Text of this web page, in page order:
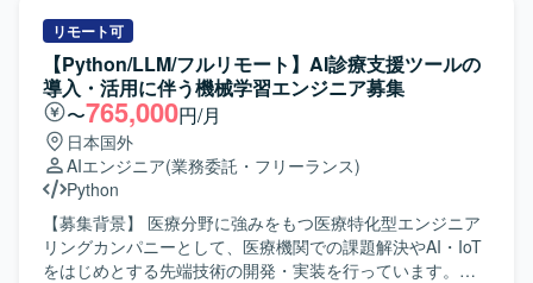
業ができる方を求めています。 指示を待つだけでなく、サ
イトの構造や目的に合わせて自発的に動ける方を求めてい
ます。 単なる作業の代行者ではなく、サイトをより良くす
るための運用パートナーとして伴走できる方を求めていま
す。
画に沿った進行を行い、開発スケジュールの策定および進
行管理、要件定義の整理および仕様調整、社内外ステーク
ホルダーとの折衝・調整、開発ベンダーのマネジメントを
行います。また、事業者側で実施する各種テストの管理、
リスク管理および課題管理、品質と納期を担保するための
各種推進業務を行っていただきます。 【求める人物像】 主
体的に課題を発見し、解決に向けて自走できる方を求めて
います。社内外のステークホルダーとの調整能力に長け、
スピード感を持ってプロジェクトを推進できる方、変化に
柔軟に対応しながらプロジェクトをリードしていただける
方が望まれます。 【ポジションの魅力】 小型ロボットと
リモート可
【Python/LLM/フルリモート】AI診療支援ツールの
導入・活用に伴う機械学習エンジニア募集
〜765,000円/月
日本国外
AIエンジニア(業務委託・フリーランス)
Python
【募集背景】 医療分野に強みをもつ医療特化型エンジニア
リングカンパニーとして、医療機関での課題解決やAI・IoT
をはじめとする先端技術の開発・実装を行っています。生